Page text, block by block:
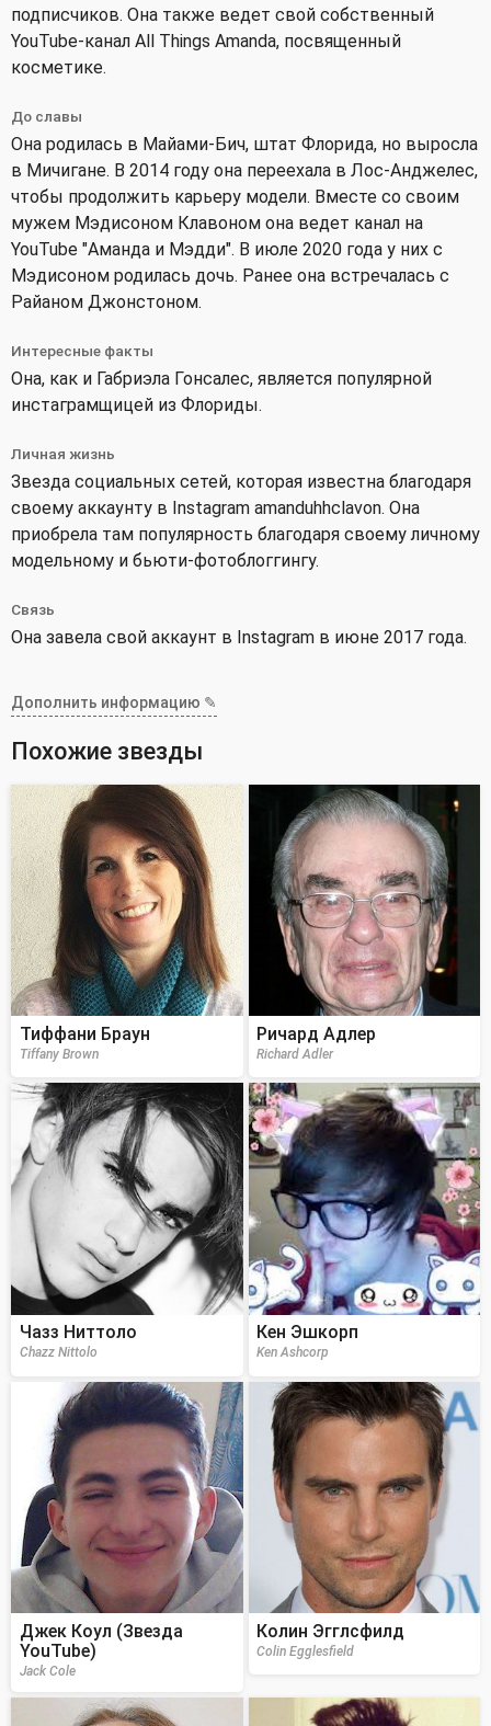
подписчиков. Она также ведет свой собственный
YouTube-канал All Things Amanda, посвященный
косметике.
До славы
Она родилась в Майами-Бич, штат Флорида, но выросла
в Мичигане. В 2014 году она переехала в Лос-Анджелес,
чтобы продолжить карьеру модели. Вместе со своим
мужем Мэдисоном Клавоном она ведет канал на
YouTube "Аманда и Мэдди". В июле 2020 года у них с
Мэдисоном родилась дочь. Ранее она встречалась с
Райаном Джонстоном.
Интересные факты
Она, как и Габриэла Гонсалес, является популярной
инстаграмщицей из Флориды.
Личная жизнь
Звезда социальных сетей, которая известна благодаря
своему аккаунту в Instagram amanduhhclavon. Она
приобрела там популярность благодаря своему личному
модельному и бьюти-фотоблоггингу.
Связь
Она завела свой аккаунт в Instagram в июне 2017 года.
Дополнить информацию ✎
Похожие звезды
Тиффани Браун
Tiffany Brown
Ричард Адлер
Richard Adler
Чазз Ниттоло
Chazz Nittolo
Кен Эшкорп
Ken Ashcorp
Джек Коул (Звезда
YouTube)
Jack Cole
Колин Эгглсфилд
Colin Egglesfield